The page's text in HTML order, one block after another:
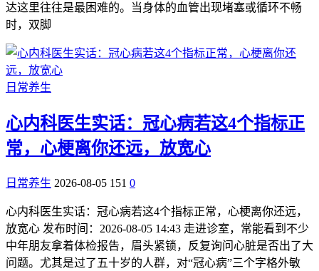
达这里往往是最困难的。当身体的血管出现堵塞或循环不畅
时，双脚
日常养生
心内科医生实话：冠心病若这4个指标正
常，心梗离你还远，放宽心
日常养生 2026-08-05 151 0
心内科医生实话：冠心病若这4个指标正常，心梗离你还远，
放宽心 发布时间：2026-08-05 14:43 走进诊室，常能看到不少
中年朋友拿着体检报告，眉头紧锁，反复询问心脏是否出了大
问题。尤其是过了五十岁的人群，对“冠心病”三个字格外敏